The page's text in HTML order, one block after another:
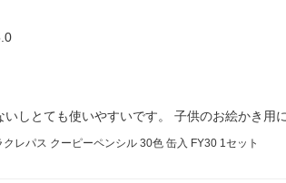
いしとても使いやすいです。 子供のお絵かき用
レパス クーピーペンシル 30色 缶入 FY30 1セット